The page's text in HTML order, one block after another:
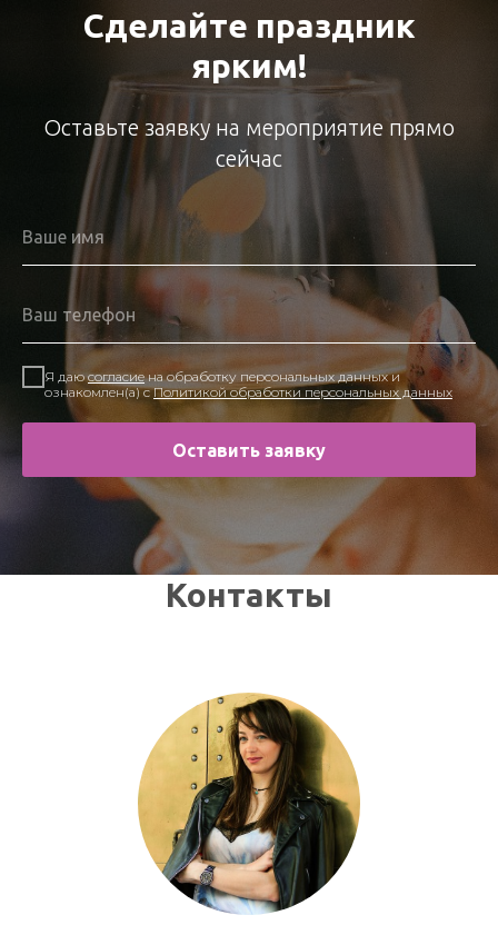
Сделайте праздник
ярким!
Оставьте заявку на мероприятие прямо
сейчас
Я даюсогласиена обработку персональных данных и
ознакомлен(а) сПолитикой обработки персональных данных
Оставить заявку
Контакты